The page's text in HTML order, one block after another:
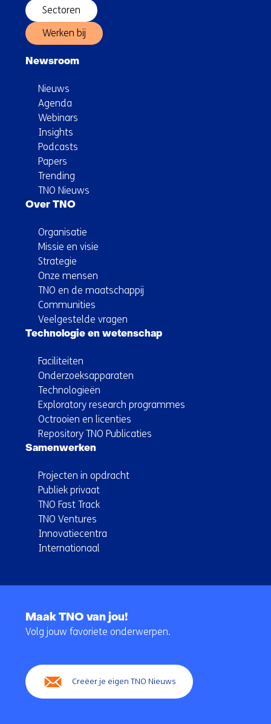
Sectoren
Werken bij
Newsroom
Nieuws
Agenda
Webinars
Insights
Podcasts
Papers
Trending
TNO Nieuws
Over TNO
Organisatie
Missie en visie
Strategie
Onze mensen
TNO en de maatschappij
Communities
Veelgestelde vragen
Technologie en wetenschap
Faciliteiten
Onderzoeksapparaten
Technologieën
Exploratory research programmes
Octrooien en licenties
Repository TNO Publicaties
Samenwerken
Projecten in opdracht
Publiek privaat
TNO Fast Track
TNO Ventures
Innovatiecentra
Internationaal
navigatie
Maak TNO van jou!
Volg jouw favoriete onderwerpen.
Creëer je eigen TNO Nieuws